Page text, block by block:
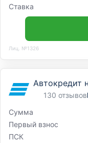
Ставка
Лиц. №1326
Автокредит
130 отзывов
Сумма
Первый взнос
ПСК